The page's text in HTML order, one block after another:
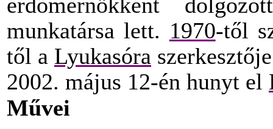
munkatársa lett. 1970-től
től a Lyukasóra
2002. május 12-én hunyt el
Művei